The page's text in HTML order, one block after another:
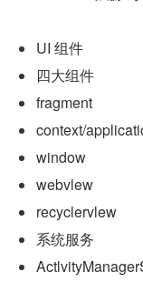
UI 组件
四大组件
fragment
context/
window
webvlew
recyclervlew
系统服务